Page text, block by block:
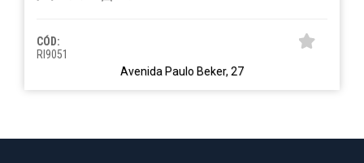
CÓD:
RI9051
Avenida Paulo Beker, 27